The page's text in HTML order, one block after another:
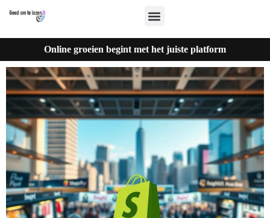
Online groeien begint met het juiste platform